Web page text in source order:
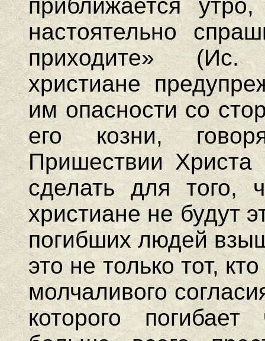
приближается
настоятельно
приходите»
христиане
им опасности со
его козни,
Пришествии
сделать для того,
христиане не будут
погибших людей
это не только тот,
молчаливого
которого